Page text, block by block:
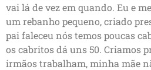
vai lá de vez em quando. Eu e
um rebanho pequeno, criado
pai faleceu nós temos poucas
os cabritos dá uns 50. Criamos
irmãos trabalham, minha mãe